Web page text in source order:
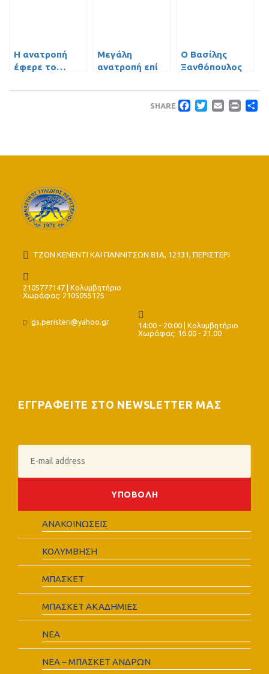
Η ανατροπή
έφερε το…
Μεγάλη
ανατροπή επί
αήττητοι οι
Ο Βασίλης
Ξανθόπουλος
Summer Camp”
SHARE
ΤΖΟΝ ΚΕΝΕΝΤΙ ΚΑΙ ΓΙΑΝΝΙΤΣΩΝ 81Α, 12131, ΠΕΡΙΣΤΕΡΙ
2105777147 | Κολυμβητήριο
Χωράφας: 2105055125
gs.peristeri@yahoo.gr
14:00 - 20:00 | Κολυμβητήριο
Χωράφας: 16.00 - 21.00
ΕΓΓΡΑΦΕΙΤΕ ΣΤΟ NEWSLETTER ΜΑΣ
ΑΝΑΚΟΙΝΩΣΕΙΣ
ΚΟΛΥΜΒΗΣΗ
ΜΠΑΣΚΕΤ
ΜΠΑΣΚΕΤ ΑΚΑΔΗΜΙΕΣ
ΝΕΑ
ΝΕΑ – ΜΠΑΣΚΕΤ ΑΝΔΡΩΝ